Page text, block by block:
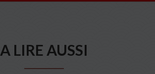
A LIRE AUSSI